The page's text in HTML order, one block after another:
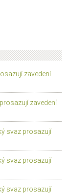
zavedení
zavedení
svaz prosazují
svaz prosazují
svaz prosazují